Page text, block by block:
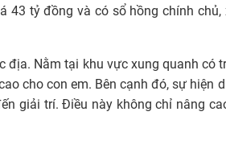
tỷ đồng và có sổ hồng chính
Nằm tại khu vực xung quanh có
cho con em. Bên cạnh đó, sự
giải trí. Điều này không chỉ nâng